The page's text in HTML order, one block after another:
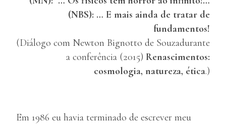
(NBS): … E mais ainda de tratar de
fundamentos!
(Diálogo com Newton Bignotto de Souzadurante
a conferência (2015) Renascimentos:
cosmologia, natureza, ética.)
Em 1986 eu havia terminado de escrever meu